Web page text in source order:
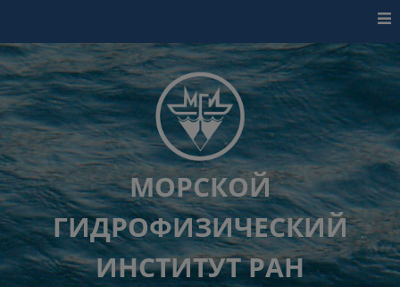
МОРСКОЙ
ГИДРОФИЗИЧЕСКИЙ
ИНСТИТУТ РАН